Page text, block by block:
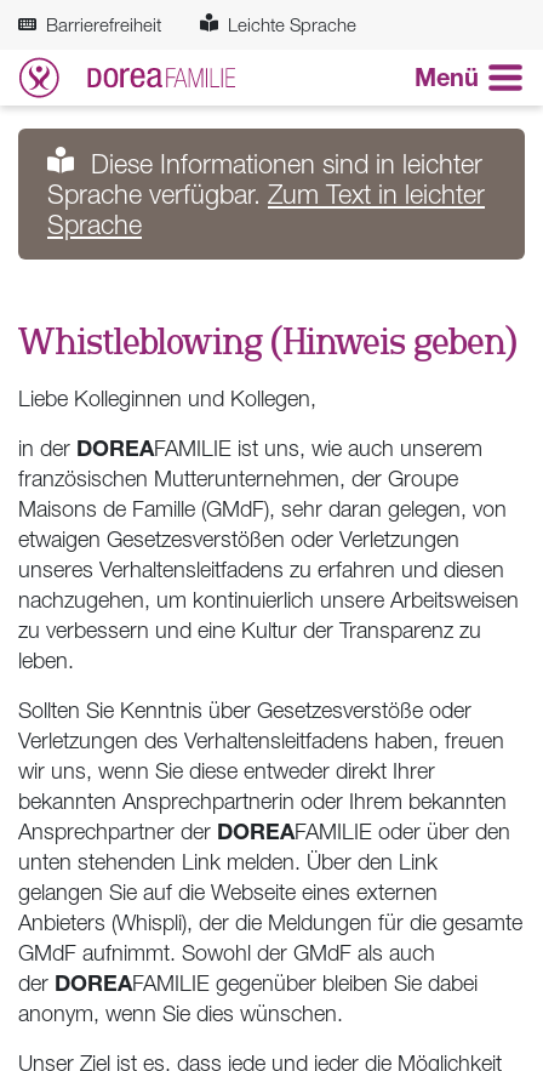
Zum Hauptinhalt springen
Barrierefreiheit Leichte Sprache
Menü
Diese Informationen sind in leichter
Sprache verfügbar. Zum Text in leichter
Sprache
Whistleblowing (Hinweis geben)
Liebe Kolleginnen und Kollegen,
in der DOREAFAMILIE ist uns, wie auch unserem
französischen Mutterunternehmen, der Groupe
Maisons de Famille (GMdF), sehr daran gelegen, von
etwaigen Gesetzesverstößen oder Verletzungen
unseres Verhaltensleitfadens zu erfahren und diesen
nachzugehen, um kontinuierlich unsere Arbeitsweisen
zu verbessern und eine Kultur der Transparenz zu
leben.
Sollten Sie Kenntnis über Gesetzesverstöße oder
Verletzungen des Verhaltensleitfadens haben, freuen
wir uns, wenn Sie diese entweder direkt Ihrer
bekannten Ansprechpartnerin oder Ihrem bekannten
Ansprechpartner der DOREAFAMILIE oder über den
unten stehenden Link melden. Über den Link
gelangen Sie auf die Webseite eines externen
Anbieters (Whispli), der die Meldungen für die gesamte
GMdF aufnimmt. Sowohl der GMdF als auch
der DOREAFAMILIE gegenüber bleiben Sie dabei
anonym, wenn Sie dies wünschen.
Unser Ziel ist es, dass jede und jeder die Möglichkeit